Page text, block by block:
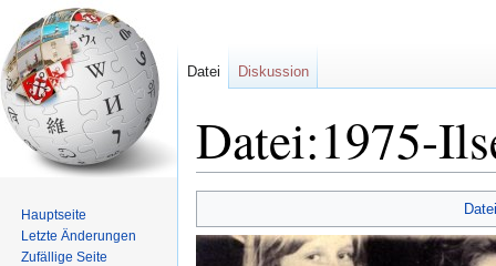
Datei:1975-
Navigation
springen
Suche
springen
Datei Diskussion
Hauptseite
Letzte Änderungen
Zufällige Seite